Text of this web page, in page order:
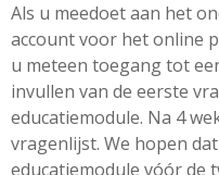
Als u meedoet aan het
account voor het online
u meteen toegang tot
invullen van de eerste
educatiemodule. Na 4
vragenlijst. We hopen
educatiemodule vóór de